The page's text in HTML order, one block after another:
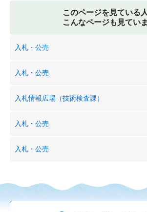
このページを見ている
こんなページも見てい
入札・公売
入札・公売
入札情報広場（技術検査課）
入札・公売
入札・公売